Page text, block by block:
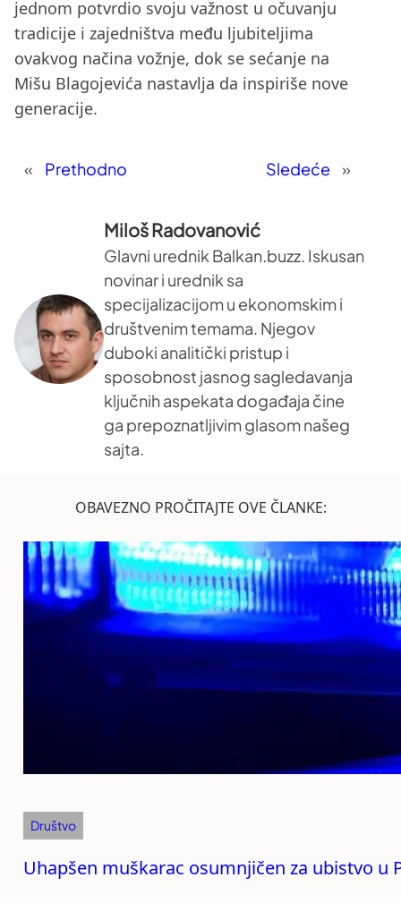
jednom potvrdio svoju važnost u očuvanju
tradicije i zajedništva među ljubiteljima
ovakvog načina vožnje, dok se sećanje na
Mišu Blagojevića nastavlja da inspiriše nove
generacije.
« Prethodno Sledeće »
Miloš Radovanović
Glavni urednik Balkan.buzz. Iskusan
novinar i urednik sa
specijalizacijom u ekonomskim i
društvenim temama. Njegov
duboki analitički pristup i
sposobnost jasnog sagledavanja
ključnih aspekata događaja čine
ga prepoznatljivim glasom našeg
sajta.
OBAVEZNO PROČITAJTE OVE ČLANKE:
Društvo
Uhapšen muškarac osumnjičen za ubistvo u